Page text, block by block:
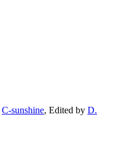
C-sunshine, Edited by D.